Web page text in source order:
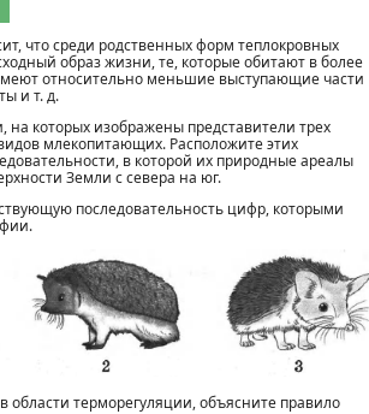
что среди родственных форм теплокровных
образ жизни, те, которые обитают в более
относительно меньшие выступающие части
и т. д.
на которых изображены представители трех
млекопитающих. Расположите этих
в которой их природные ареалы
Земли с севера на юг.
последовательность цифр, которыми
области терморегуляции, объясните правило